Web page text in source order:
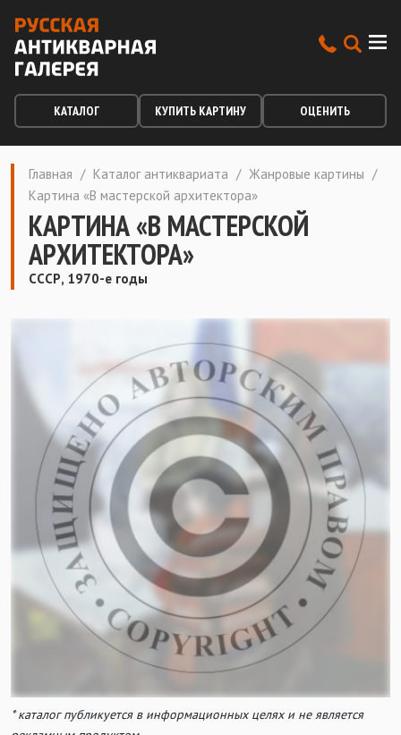
КАТАЛОГ КУПИТЬ КАРТИНУ ОЦЕНИТЬ
Главная / Каталог антиквариата / Жанровые картины /
Картина «В мастерской архитектора»
КАРТИНА «В МАСТЕРСКОЙ
АРХИТЕКТОРА»
СССР, 1970-е годы
* каталог публикуется в информационных целях и не является